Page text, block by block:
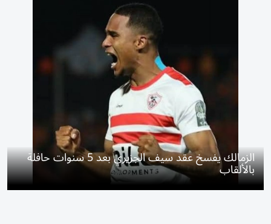
الزمالك يفسخ عقد سيف الجزيري بعد 5 سنوات حافلة
بالألقاب